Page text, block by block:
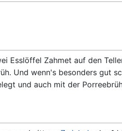
Esslöffel Zahmet auf den
Und wenn's besonders gut
und auch mit der